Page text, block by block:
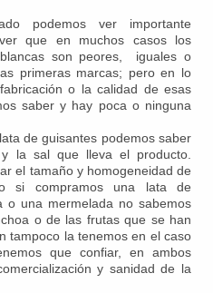
podemos ver importante
que en muchos casos los
son peores, iguales o
primeras marcas; pero en lo
o la calidad de esas
saber y hay poca o ninguna
de guisantes podemos saber
la sal que lleva el producto.
el tamaño y homogeneidad de
si compramos una lata de
o una mermelada no sabemos
o de las frutas que se han
tampoco la tenemos en el caso
que confiar, en ambos
y sanidad de la